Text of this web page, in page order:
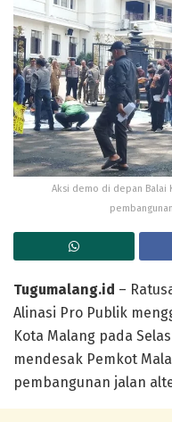
Aksi demo di depan Balai
Tugumalang.id –
Alinasi Pro Publik
Kota Malang pada
mendesak Pemkot
pembangunan jalan